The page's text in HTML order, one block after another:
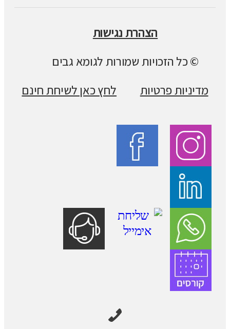
הצהרת נגישות
© כל הזכויות שמורות לגומא גבים
מדיניות פרטיות
לחץ כאן לשיחת חינם